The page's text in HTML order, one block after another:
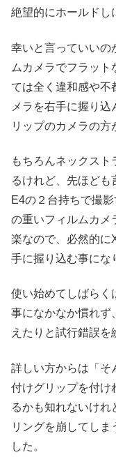
絶望的にホールドし
幸いと言っていいの
ムカメラでフラッ
ては全く違和感や不
メラを右手に握り
リップのカメラの方
もちろんネックス
るけれど、先ほど
E4の２台持ちで撮
の重いフィルムカメ
楽なので、必然的に
手に握り込む事にな
使い始めてしばらく
事になかなか慣れず
えたりと試行錯誤を
詳しい方からは「そ
付けグリップを付け
るかも知れないけれ
リングを崩してし
した。